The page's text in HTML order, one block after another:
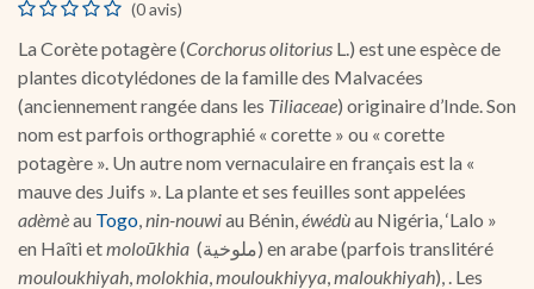
(0 avis)
La Corète potagère (Corchorus olitorius L.) est une espèce de
plantes dicotylédones de la famille des Malvacées
(anciennement rangée dans les Tiliaceae) originaire d’Inde. Son
nom est parfois orthographié « corette » ou « corette
potagère ». Un autre nom vernaculaire en français est la «
mauve des Juifs ». La plante et ses feuilles sont appelées
adèmèau Togo,nin-nouwiau Bénin,éwédùau Nigéria, ‘Lalo »
en Haîti etmoloūkhia
(ملوخية) en arabe (parfois translitéré
mouloukhiyah,molokhia,mouloukhiyya,maloukhiyah), . Les